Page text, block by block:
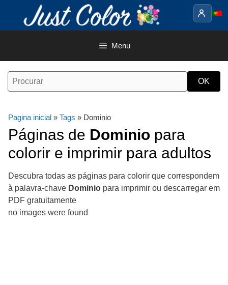
o
Menu
Pagina inicial » Tags » Dominio
Páginas de Dominio para
colorir e imprimir para adultos
Descubra todas as páginas para colorir que correspondem
à palavra-chave Dominio para imprimir ou descarregar em
PDF gratuitamente
no images were found